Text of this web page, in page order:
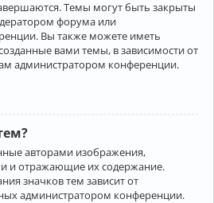
Темы могут быть закрыты
форума или
Вы также можете иметь
вами темы, в зависимости от
администратором конференции.
авторами изображения,
и отражающие их содержание.
значков тем зависит от
администратором конференции.